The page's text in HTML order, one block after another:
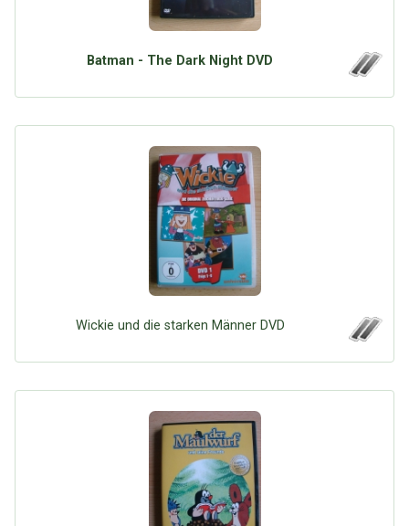
Batman - The Dark Night DVD
Wickie und die starken Männer DVD